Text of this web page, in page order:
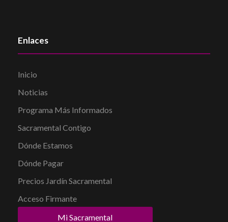
Enlaces
Inicio
Noticias
Programa Más Informados
Sacramental Contigo
Dónde Estamos
Dónde Pagar
Precios Jardín Sacramental
Acceso Firmante
Mi Sacramental